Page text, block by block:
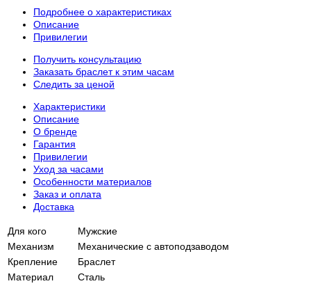
Подробнее о характеристиках
Описание
Привилегии
Получить консультацию
Заказать браслет к этим часам
Следить за ценой
Характеристики
Описание
О бренде
Гарантия
Привилегии
Уход за часами
Особенности материалов
Заказ и оплата
Доставка
Для кого
Мужские
Механизм
Механические с автоподзаводом
Крепление
Браслет
Материал
Сталь